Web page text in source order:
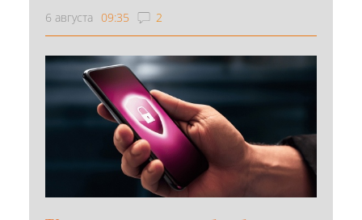
6 августа 09:35 2